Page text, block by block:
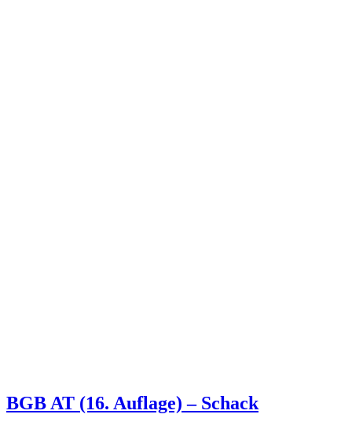
BGB AT (16. Auflage) – Schack